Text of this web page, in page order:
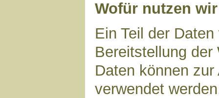
Wofür nutzen
Ein Teil der
Bereitstellung der
Daten können
verwendet